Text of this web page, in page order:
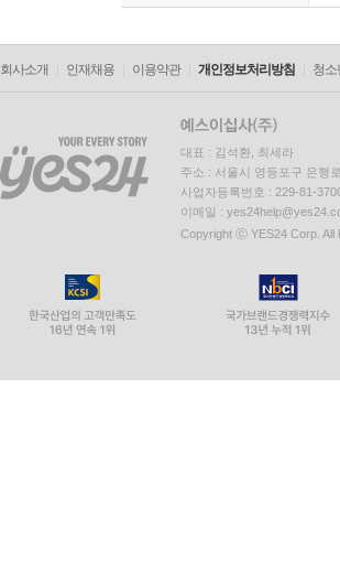
회사소개 인재채용 이용약관 개인정보처리방침 청소
대표 : 김석환, 최세라
주소 : 서울시 영등포구 은행
사업자등록번호 : 229-81-
이메일 :
Copyright ⓒ YES24 Corp. All